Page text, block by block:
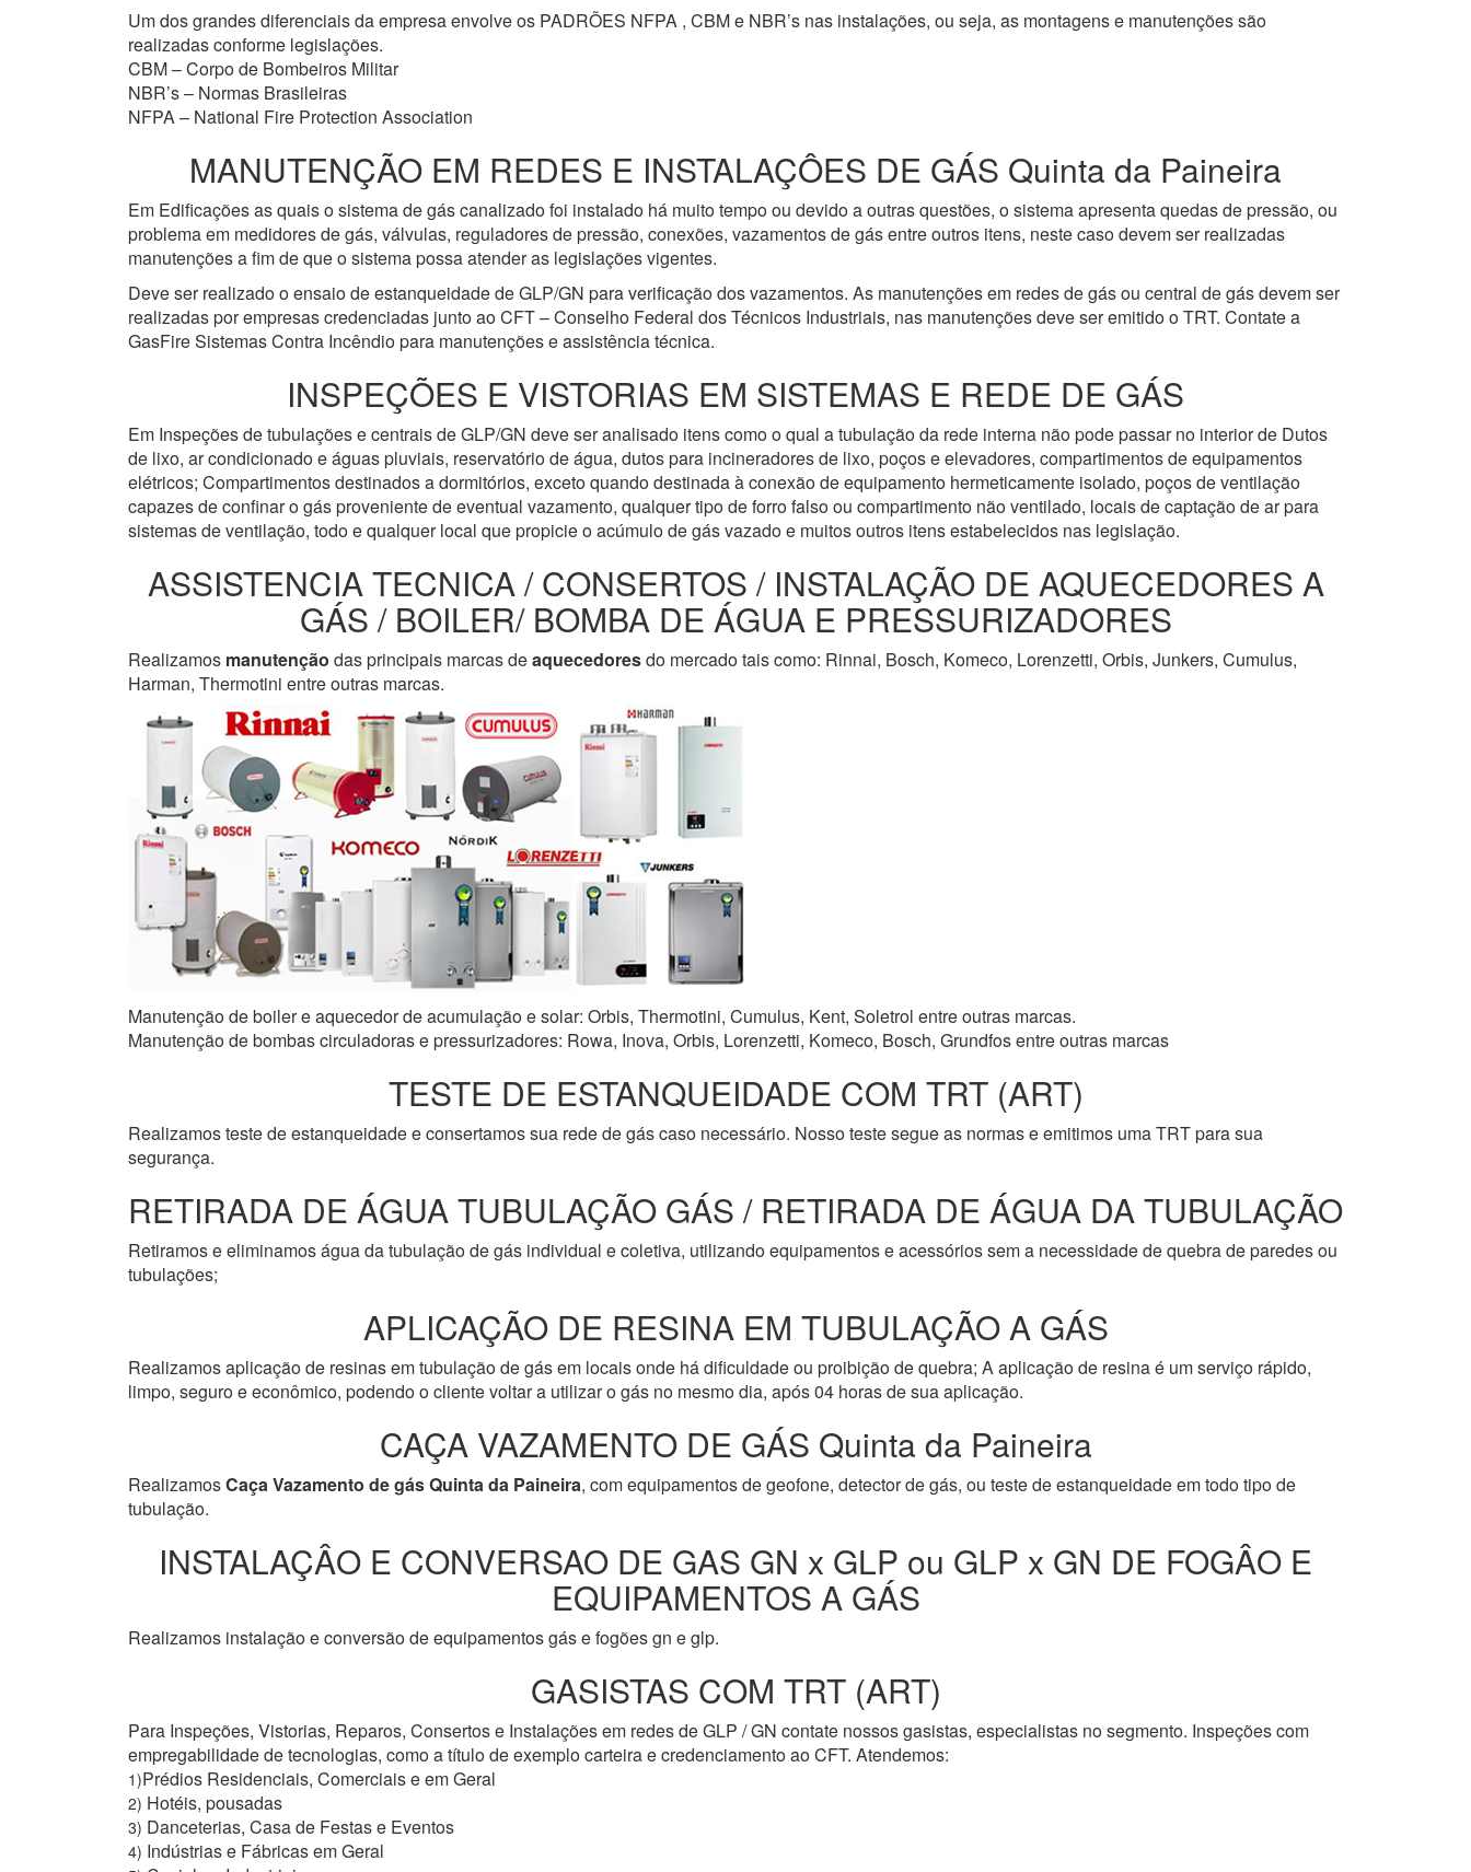
Um dos grandes diferenciais da empresa envolve os PADRÕES NFPA , CBM e NBR’s nas instalações, ou seja, as montagens e manutenções são
realizadas conforme legislações.
CBM – Corpo de Bombeiros Militar
NBR’s – Normas Brasileiras
NFPA – National Fire Protection Association
MANUTENÇÃO EM REDES E INSTALAÇÔES DE GÁS Quinta da Paineira
Em Edificações as quais o sistema de gás canalizado foi instalado há muito tempo ou devido a outras questões, o sistema apresenta quedas de pressão, ou
problema em medidores de gás, válvulas, reguladores de pressão, conexões, vazamentos de gás entre outros itens, neste caso devem ser realizadas
manutenções a fim de que o sistema possa atender as legislações vigentes.
Deve ser realizado o ensaio de estanqueidade de GLP/GN para verificação dos vazamentos. As manutenções em redes de gás ou central de gás devem ser
realizadas por empresas credenciadas junto ao CFT – Conselho Federal dos Técnicos Industriais, nas manutenções deve ser emitido o TRT. Contate a
GasFire Sistemas Contra Incêndio para manutenções e assistência técnica.
INSPEÇÕES E VISTORIAS EM SISTEMAS E REDE DE GÁS
Em Inspeções de tubulações e centrais de GLP/GN deve ser analisado itens como o qual a tubulação da rede interna não pode passar no interior de Dutos
de lixo, ar condicionado e águas pluviais, reservatório de água, dutos para incineradores de lixo, poços e elevadores, compartimentos de equipamentos
elétricos; Compartimentos destinados a dormitórios, exceto quando destinada à conexão de equipamento hermeticamente isolado, poços de ventilação
capazes de confinar o gás proveniente de eventual vazamento, qualquer tipo de forro falso ou compartimento não ventilado, locais de captação de ar para
sistemas de ventilação, todo e qualquer local que propicie o acúmulo de gás vazado e muitos outros itens estabelecidos nas legislação.
ASSISTENCIA TECNICA / CONSERTOS / INSTALAÇÃO DE AQUECEDORES A
GÁS / BOILER/ BOMBA DE ÁGUA E PRESSURIZADORES
Realizamos manutenção das principais marcas deaquecedoresdo mercado tais como: Rinnai, Bosch, Komeco, Lorenzetti, Orbis, Junkers, Cumulus,
Harman, Thermotini entre outras marcas.
Manutenção de boiler e aquecedor de acumulação e solar: Orbis, Thermotini, Cumulus, Kent, Soletrol entre outras marcas.
Manutenção de bombas circuladoras e pressurizadores: Rowa, Inova, Orbis, Lorenzetti, Komeco, Bosch, Grundfos entre outras marcas
TESTE DE ESTANQUEIDADE COM TRT (ART)
Realizamos teste de estanqueidade e consertamos sua rede de gás caso necessário. Nosso teste segue as normas e emitimos uma TRT para sua
segurança.
RETIRADA DE ÁGUA TUBULAÇÃO GÁS / RETIRADA DE ÁGUA DA TUBULAÇÃO
Retiramos e eliminamos água da tubulação de gás individual e coletiva, utilizando equipamentos e acessórios sem a necessidade de quebra de paredes ou
tubulações;
APLICAÇÃO DE RESINA EM TUBULAÇÃO A GÁS
Realizamos aplicação de resinas em tubulação de gás em locais onde há dificuldade ou proibição de quebra; A aplicação de resina é um serviço rápido,
limpo, seguro e econômico, podendo o cliente voltar a utilizar o gás no mesmo dia, após 04 horas de sua aplicação.
CAÇA VAZAMENTO DE GÁS Quinta da Paineira
RealizamosCaça Vazamento de gás Quinta da Paineira, com equipamentos de geofone, detector de gás, ou teste de estanqueidade em todo tipo de
tubulação.
INSTALAÇÂO E CONVERSAO DE GAS GN x GLP ou GLP x GN DE FOGÂO E
EQUIPAMENTOS A GÁS
Realizamos instalação e conversão de equipamentos gás e fogões gn e glp.
GASISTAS COM TRT (ART)
Para Inspeções, Vistorias, Reparos, Consertos e Instalações em redes de GLP / GN contate nossos gasistas, especialistas no segmento. Inspeções com
empregabilidade de tecnologias, como a título de exemplo carteira e credenciamento ao CFT. Atendemos:
1)Prédios Residenciais, Comerciais e em Geral
2) Hotéis, pousadas
3) Danceterias, Casa de Festas e Eventos
4) Indústrias e Fábricas em Geral